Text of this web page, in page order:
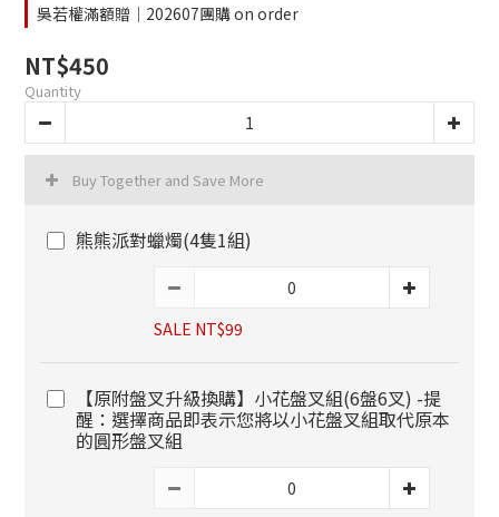
吳若權滿額贈｜202607團購 on order
NT$450
Quantity
Buy Together and Save More
熊熊派對蠟燭(4隻1組)
SALE NT$99
【原附盤叉升級換購】小花盤叉組(6盤6叉) -提
醒：選擇商品即表示您將以小花盤叉組取代原本
的圓形盤叉組